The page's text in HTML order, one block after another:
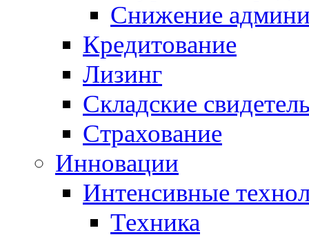
Снижение
Кредитование
Лизинг
Складские
Страхование
Инновации
Интенсивные
Техника